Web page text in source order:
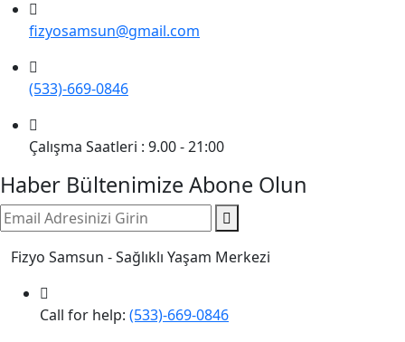
fizyosamsun@gmail.com
(533)-669-0846
Çalışma Saatleri : 9.00 - 21:00
Haber Bültenimize Abone Olun
Fizyo Samsun - Sağlıklı Yaşam Merkezi
Call for help: (533)-669-0846